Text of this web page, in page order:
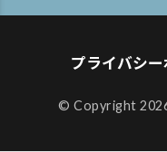
プライバシ
© Copyright